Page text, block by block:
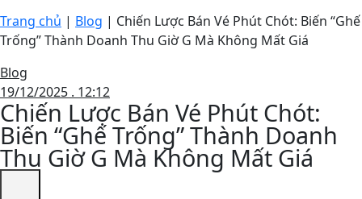
Trang chủ | Blog | Chiến Lược Bán Vé Phút Chót: Biến “Ghế
Trống” Thành Doanh Thu Giờ G Mà Không Mất Giá
Blog
19/12/2025 . 12:12
Chiến Lược Bán Vé Phút Chót:
Biến “Ghế Trống” Thành Doanh
Thu Giờ G Mà Không Mất Giá